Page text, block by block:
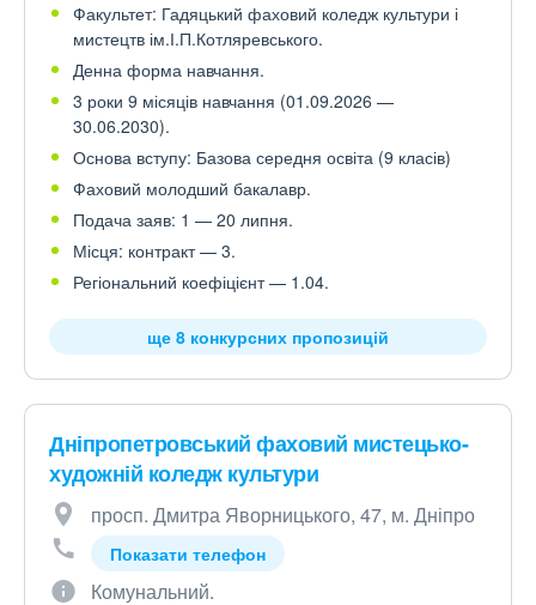
Факультет: Гадяцький фаховий коледж культури і
мистецтв ім.І.П.Котляревського.
Денна форма навчання.
3 роки 9 місяців навчання (01.09.2026 —
30.06.2030).
Основа вступу: Базова середня освіта (9 класів)
Фаховий молодший бакалавр.
Подача заяв: 1 — 20 липня.
Місця: контракт — 3.
Регіональний коефіцієнт — 1.04.
ще 8 конкурсних пропозицій
Дніпропетровський фаховий мистецько-
художній коледж культури
просп. Дмитра Яворницького, 47, м. Дніпро
Показати телефон
Комунальний.